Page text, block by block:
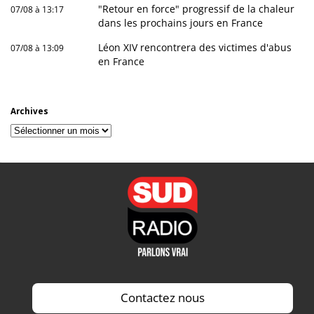
07/08 à 13:17
"Retour en force" progressif de la chaleur
dans les prochains jours en France
07/08 à 13:09
Léon XIV rencontrera des victimes d'abus
en France
Archives
Archives
Contactez nous